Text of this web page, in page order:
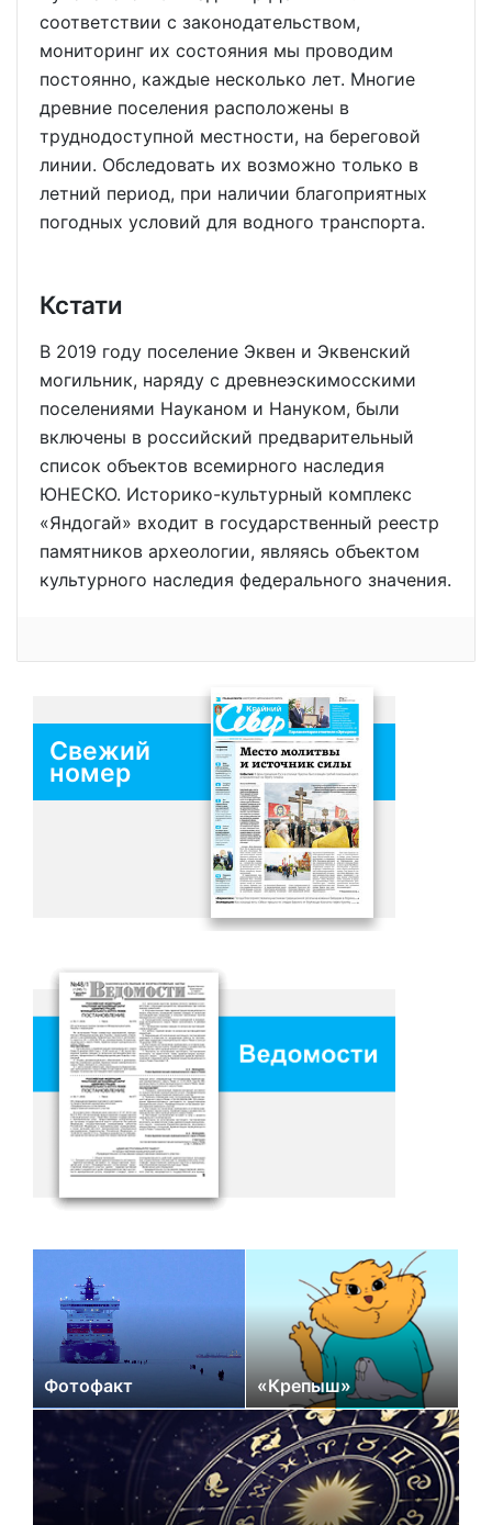
соответствии с законодательством,
мониторинг их состояния мы проводим
постоянно, каждые несколько лет. Многие
древние поселения расположены в
труднодоступной местности, на береговой
линии. Обследовать их возможно только в
летний период, при наличии благоприятных
погодных условий для водного транспорта.
Кстати
В 2019 году поселение Эквен и Эквенский
могильник, наряду с древнеэскимосскими
поселениями Науканом и Нануком, были
включены в российский предварительный
список объектов всемирного наследия
ЮНЕСКО. Историко-культурный комплекс
«Яндогай» входит в государственный реестр
памятников археологии, являясь объектом
культурного наследия федерального значения.
Свежий
номер
Фотофакт «Крепыш»